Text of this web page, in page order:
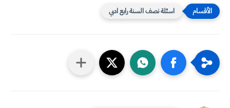
اسئلة نصف السنة رابع ادبي